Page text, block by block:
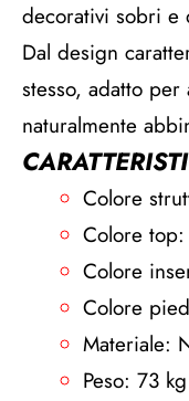
decorativi sobri e
Dal design
stesso, adatto
naturalmente
Colore
Colore
Colore
Colore
Materiale:
Peso: 73 kg